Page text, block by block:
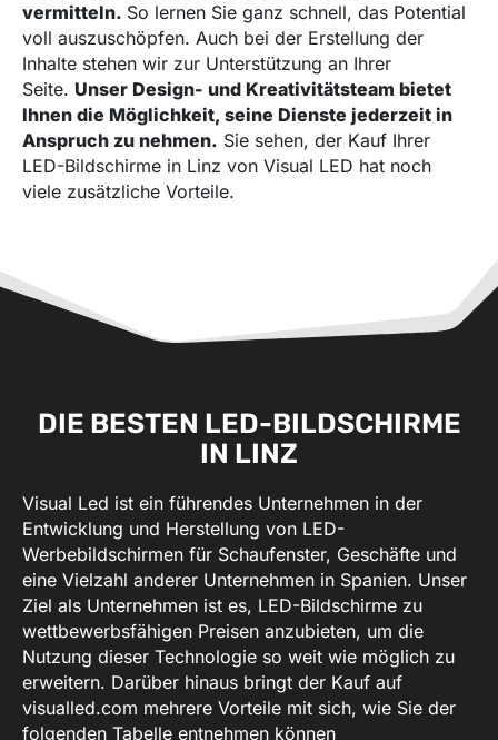
vermitteln. So lernen Sie ganz schnell, das Potential
voll auszuschöpfen. Auch bei der Erstellung der
Inhalte stehen wir zur Unterstützung an Ihrer
Seite. Unser Design- und Kreativitätsteam bietet
Ihnen die Möglichkeit, seine Dienste jederzeit in
Anspruch zu nehmen. Sie sehen, der Kauf Ihrer
LED-Bildschirme in Linz von Visual LED hat noch
viele zusätzliche Vorteile.
DIE BESTEN LED-BILDSCHIRME
IN LINZ
Visual Led ist ein führendes Unternehmen in der
Entwicklung und Herstellung von LED-
Werbebildschirmen für Schaufenster, Geschäfte und
eine Vielzahl anderer Unternehmen in Spanien. Unser
Ziel als Unternehmen ist es, LED-Bildschirme zu
wettbewerbsfähigen Preisen anzubieten, um die
Nutzung dieser Technologie so weit wie möglich zu
erweitern. Darüber hinaus bringt der Kauf auf
visualled.com mehrere Vorteile mit sich, wie Sie der
folgenden Tabelle entnehmen können